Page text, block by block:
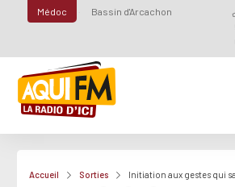
Médoc Bassin d'Arcachon
Accueil Sorties Initiation aux gestes qui